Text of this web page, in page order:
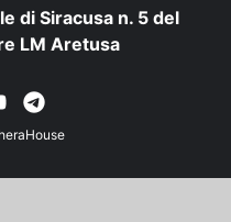
di Siracusa n. 5 del
LM Aretusa